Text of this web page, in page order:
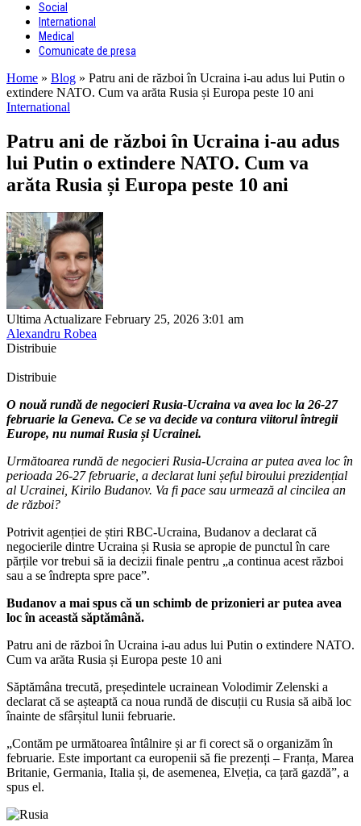
Social
International
Medical
Comunicate de presa
Home » Blog » Patru ani de război în Ucraina i-au adus lui Putin o
extindere NATO. Cum va arăta Rusia și Europa peste 10 ani
International
Patru ani de război în Ucraina i-au adus
lui Putin o extindere NATO. Cum va
arăta Rusia și Europa peste 10 ani
Ultima Actualizare February 25, 2026 3:01 am
Alexandru Robea
Distribuie
Distribuie
O nouă rundă de negocieri Rusia-Ucraina va avea loc la 26-27
februarie la Geneva. Ce se va decide va contura viitorul întregii
Europe, nu numai Rusia și Ucrainei.
Următoarea rundă de negocieri Rusia-Ucraina ar putea avea loc în
perioada 26-27 februarie, a declarat luni șeful biroului prezidențial
al Ucrainei, Kirilo Budanov. Va fi pace sau urmează al cincilea an
de război?
Potrivit agenției de știri RBC-Ucraina, Budanov a declarat că
negocierile dintre Ucraina și Rusia se apropie de punctul în care
părțile vor trebui să ia decizii finale pentru „a continua acest război
sau a se îndrepta spre pace”.
Budanov a mai spus că un schimb de prizonieri ar putea avea
loc în această săptămână.
Patru ani de război în Ucraina i-au adus lui Putin o extindere NATO.
Cum va arăta Rusia și Europa peste 10 ani
Săptămâna trecută, președintele ucrainean Volodimir Zelenski a
declarat că se așteaptă ca noua rundă de discuții cu Rusia să aibă loc
înainte de sfârșitul lunii februarie.
„Contăm pe următoarea întâlnire și ar fi corect să o organizăm în
februarie. Este important ca europenii să fie prezenți – Franța, Marea
Britanie, Germania, Italia și, de asemenea, Elveția, ca țară gazdă”, a
spus el.